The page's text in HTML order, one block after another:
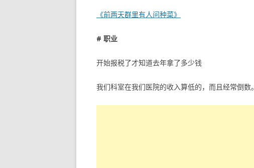
《前两天群里有人问种菜》
# 职业
开始报税了才知道去年拿了多少钱
我们科室在我们医院的收入算低的，而且经常倒数。